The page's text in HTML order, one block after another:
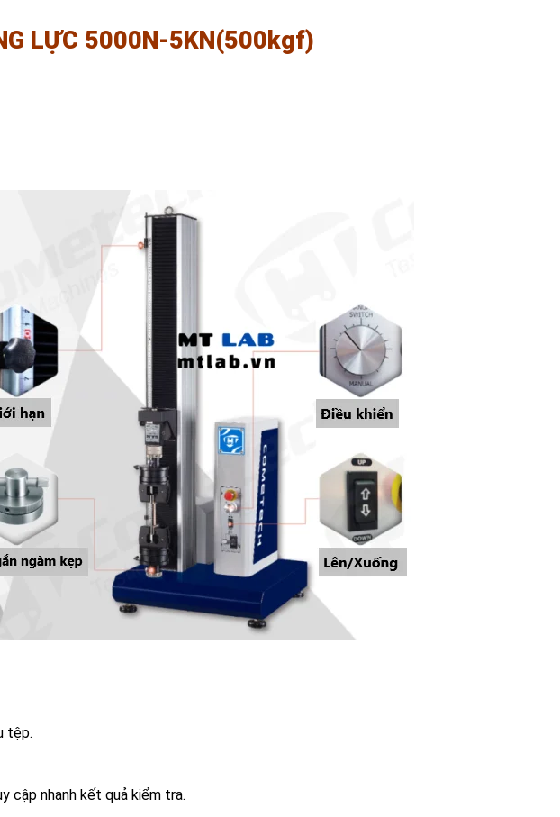
LỰC 5000N-5KN(500kgf)
tệp.
cập nhanh kết quả kiểm tra.